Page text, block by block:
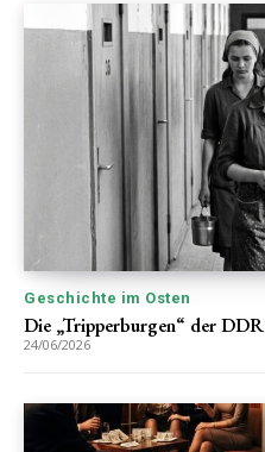
Geschichte im Osten
Die „Tripperburgen“ der DDR
24/06/2026